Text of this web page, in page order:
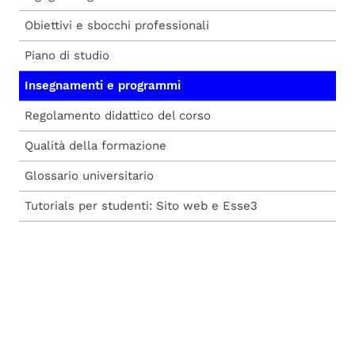
Obiettivi e sbocchi professionali
Piano di studio
Insegnamenti e programmi
Regolamento didattico del corso
Qualità della formazione
Glossario universitario
Tutorials per studenti: Sito web e Esse3